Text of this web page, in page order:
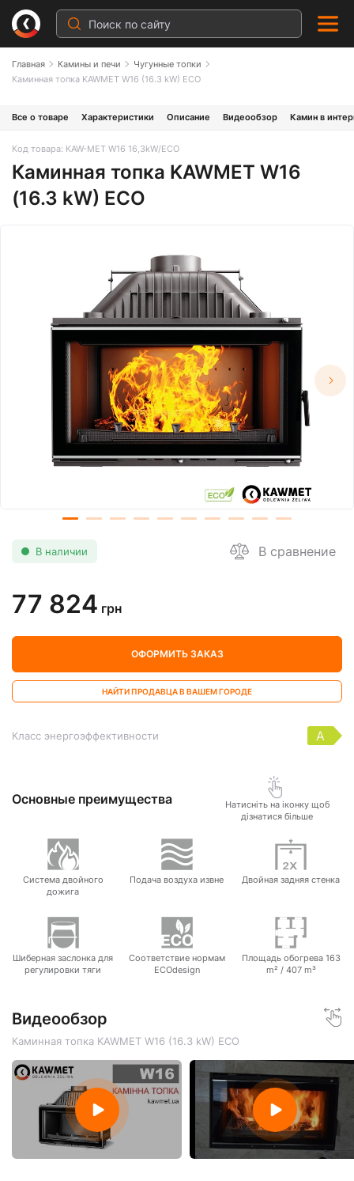
Главная Камины и печи
Чугунные топки
Каминная топка KAWMET W16 (16.3 kW) ECO
Все о товаре Характеристики Описание Видеообзор Камин в
Код товара: KAW-MET W16 16,3kW/ECO
Каминная топка KAWMET W16
(16.3 kW) ECO
В наличии В сравнение
77 824 грн
ОФОРМИТЬ ЗАКАЗ
НАЙТИ ПРОДАВЦА В ВАШЕМ ГОРОДЕ
Класс энергоэффективности A
Основные преимущества
Натисніть на іконку щоб
дізнатися більше
Система двойного
дожига
Подача воздуха извне Двойная задняя стенка
Шиберная заслонка для
регулировки тяги
Соответствие нормам
ECOdesign
Площадь обогрева 163
m² / 407 m³
Видеообзор
Каминная топка KAWMET W16 (16.3 kW) ECO